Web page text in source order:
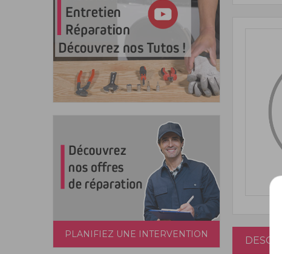
PLANIFIEZ UNE INTERVENTION